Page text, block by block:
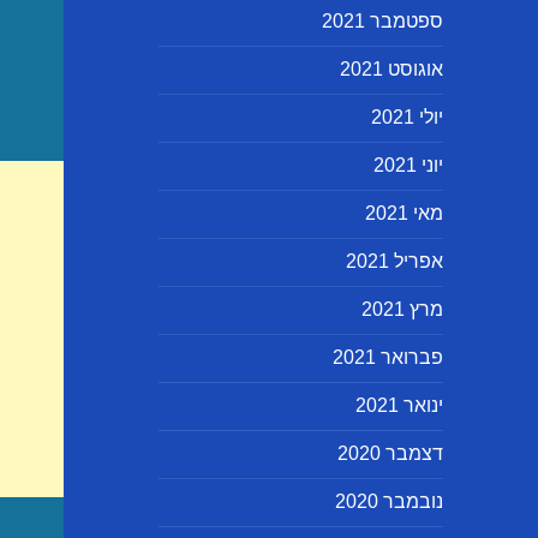
ספטמבר 2021
אוגוסט 2021
יולי 2021
יוני 2021
מאי 2021
אפריל 2021
מרץ 2021
פברואר 2021
ינואר 2021
דצמבר 2020
נובמבר 2020